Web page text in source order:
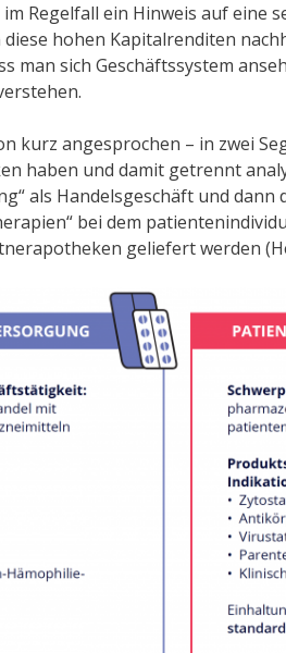
Regelfall ein Hinweis auf eine
hohen Kapitalrenditen
man sich Geschäftssystem
kurz angesprochen – in zwei
haben und damit getrennt
als Handelsgeschäft und dann
bei dem
geliefert werden